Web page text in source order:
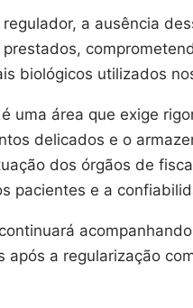
a ausência
biológicos utilizados
uma área que exige
delicados e o
dos órgãos de
pacientes e a
após a regularização